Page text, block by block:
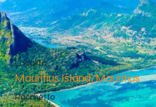
Località
Mauritius Island, Mauritius
Pacchetto